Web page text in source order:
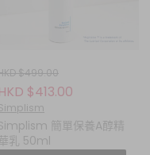
$499.00
HKD $413.00
簡單保養A醇精
乳 50ml